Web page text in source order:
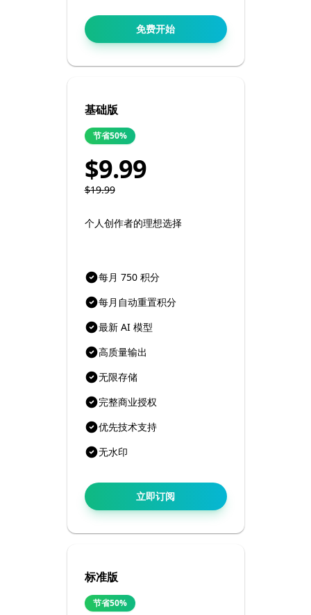
免费开始
基础版
节省50%
$9.99
$19.99
个人创作者的理想选择
每月 750 积分
每月自动重置积分
最新 AI 模型
高质量输出
无限存储
完整商业授权
优先技术支持
无水印
立即订阅
标准版
节省50%